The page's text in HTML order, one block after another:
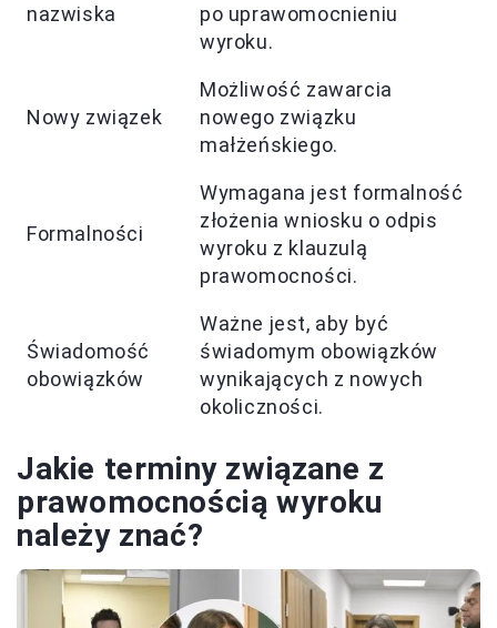
nazwiska
po uprawomocnieniu
wyroku.
Nowy związek
Możliwość zawarcia
nowego związku
małżeńskiego.
Formalności
Wymagana jest formalność
złożenia wniosku o odpis
wyroku z klauzulą
prawomocności.
Świadomość
obowiązków
Ważne jest, aby być
świadomym obowiązków
wynikających z nowych
okoliczności.
Jakie terminy związane z
prawomocnością wyroku
należy znać?